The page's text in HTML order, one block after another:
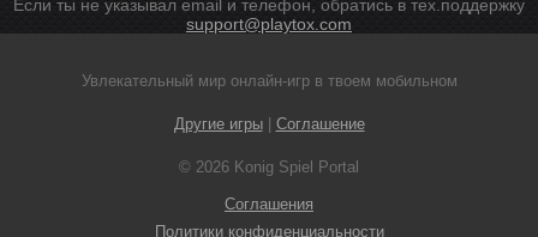
Если ты не указывал email и телефон, обратись в тех.поддержку
support@playtox.com
Увлекательный мир онлайн-игр в твоем мобильном
Другие игры| Соглашение
© 2026 Konig Spiel Portal
Соглашения
Политики конфиденциальности